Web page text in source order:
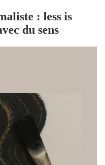
: less is
du sens